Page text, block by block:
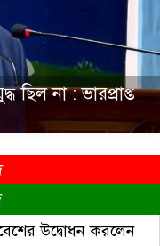
ছিল না : ভারপ্রাপ্ত
উদ্বোধন করলেন